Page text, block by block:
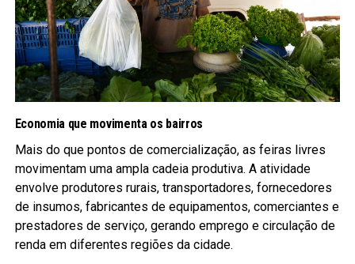
Economia que movimenta os bairros
Mais do que pontos de comercialização, as feiras livres
movimentam uma ampla cadeia produtiva. A atividade
envolve produtores rurais, transportadores, fornecedores
de insumos, fabricantes de equipamentos, comerciantes e
prestadores de serviço, gerando emprego e circulação de
renda em diferentes regiões da cidade.